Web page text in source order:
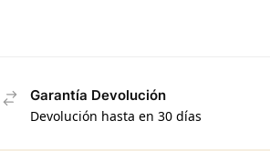
Garantía Devolución
Devolución hasta en 30 días